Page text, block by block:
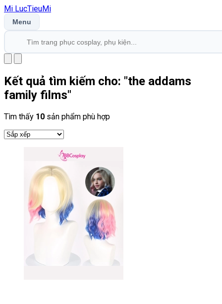
Mi LucTieuMi
Menu
Kết quả tìm kiếm cho: "the addams
family films"
Tìm thấy 10 sản phẩm phù hợp